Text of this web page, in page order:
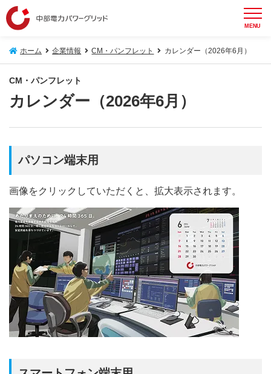
MENU
ホーム 企業情報 CM・パンフレット カレンダー（2026年6月）
CM・パンフレット
カレンダー（2026年6月）
パソコン端末用
画像をクリックしていただくと、拡大表示されます。